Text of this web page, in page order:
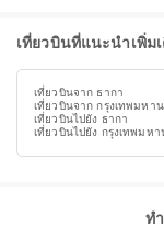
เที่ยวบินที่แนะนำเพิ่ม
เที่ยวบินจาก ธากา
เที่ยวบินจาก กรุงเทพมหา
เที่ยวบินไปยัง ธากา
เที่ยวบินไปยัง กรุงเทพมหา
ท